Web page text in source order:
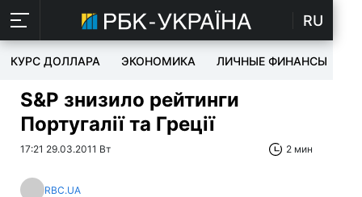
RU
КУРС ДОЛЛАРА ЭКОНОМИКА ЛИЧНЫЕ ФИНАНСЫ
S&P знизило рейтинги
Португалії та Греції
17:21 29.03.2011 Вт 2 мин
RBC.UA